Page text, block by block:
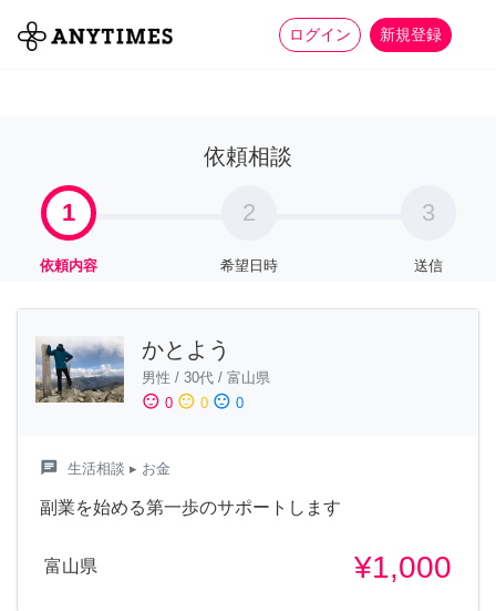
ログイン 新規登録
全て 家事 more_horiz
依頼相談
1
依頼内容
2
希望日時
3
送信
かとよう
男性 / 30代 / 富山県
sentiment_satisfied 0 sentiment_neutral 0 sentiment_dissatisfied 0
chat 生活相談 ▸ お金
副業を始める第一歩のサポートします
富山県 ¥1,000